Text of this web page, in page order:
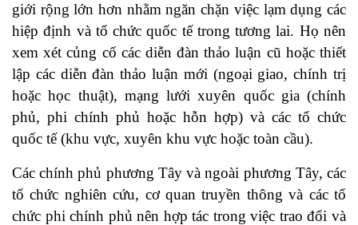
giới rộng lớn hơn nhằm ngăn chặn việc lạm dụng các
hiệp định và tổ chức quốc tế trong tương lai. Họ nên
xem xét củng cố các diễn đàn thảo luận cũ hoặc thiết
lập các diễn đàn thảo luận mới (ngoại giao, chính trị
hoặc học thuật), mạng lưới xuyên quốc gia (chính
phủ, phi chính phủ hoặc hỗn hợp) và các tổ chức
quốc tế (khu vực, xuyên khu vực hoặc toàn cầu).
Các chính phủ phương Tây và ngoài phương Tây, các
tổ chức nghiên cứu, cơ quan truyền thông và các tổ
chức phi chính phủ nên hợp tác trong việc trao đổi và